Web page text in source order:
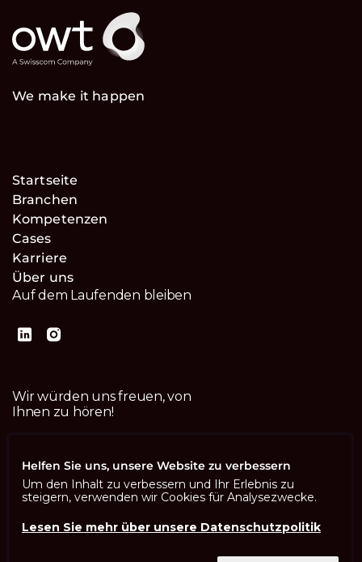
We make it happen
Startseite
Branchen
Kompetenzen
Cases
Karriere
Über uns
Auf dem Laufenden bleiben
Wir würden uns freuen, von
Ihnen zu hören!
Helfen Sie uns, unsere Website zu verbessern
Um den Inhalt zu verbessern und Ihr Erlebnis zu
steigern, verwenden wir Cookies für Analysezwecke.
Lesen Sie mehr über unsere Datenschutzpolitik